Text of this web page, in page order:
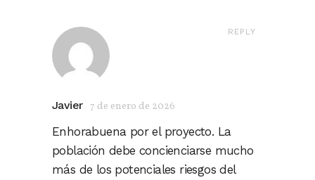
REPLY
Javier 7 de enero de 2026
Enhorabuena por el proyecto. La
población debe concienciarse mucho
más de los potenciales riesgos del